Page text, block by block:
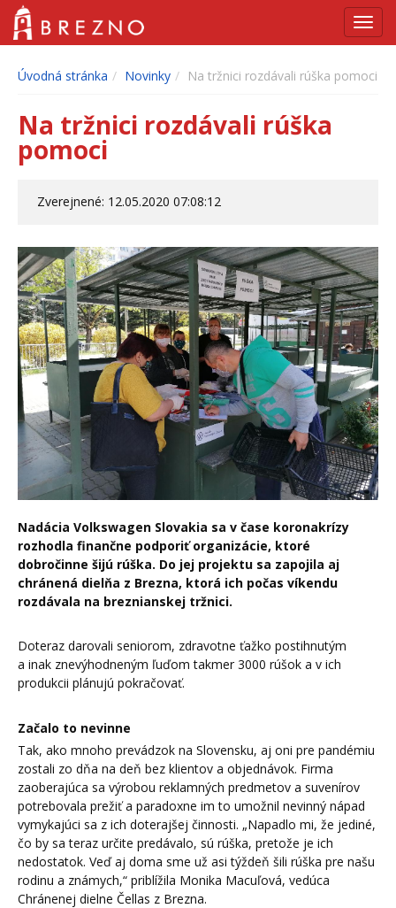
Úvodná stránka Novinky Na tržnici rozdávali rúška pomoci
Na tržnici rozdávali rúška
pomoci
Zverejnené: 12.05.2020 07:08:12
Nadácia Volkswagen Slovakia sa v čase koronakrízy
rozhodla finančne podporiť organizácie, ktoré
dobročinne šijú rúška. Do jej projektu sa zapojila aj
chránená dielňa z Brezna, ktorá ich počas víkendu
rozdávala na breznianskej tržnici.
Doteraz darovali seniorom, zdravotne ťažko postihnutým
a inak znevýhodneným ľuďom takmer 3000 rúšok a v ich
produkcii plánujú pokračovať.
Začalo to nevinne
Tak, ako mnoho prevádzok na Slovensku, aj oni pre pandémiu
zostali zo dňa na deň bez klientov a objednávok. Firma
zaoberajúca sa výrobou reklamných predmetov a suvenírov
potrebovala prežiť a paradoxne im to umožnil nevinný nápad
vymykajúci sa z ich doterajšej činnosti. „Napadlo mi, že jediné,
čo by sa teraz určite predávalo, sú rúška, pretože je ich
nedostatok. Veď aj doma sme už asi týždeň šili rúška pre našu
rodinu a známych,“ priblížila Monika Macuľová, vedúca
Chránenej dielne Čellas z Brezna.